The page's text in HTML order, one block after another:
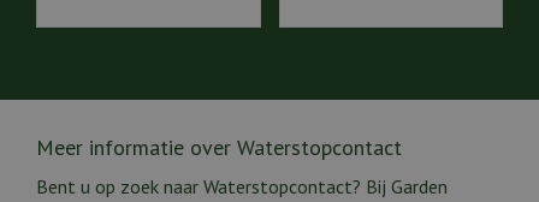
Meer informatie over Waterstopcontact
Bent u op zoek naar Waterstopcontact? Bij Garden